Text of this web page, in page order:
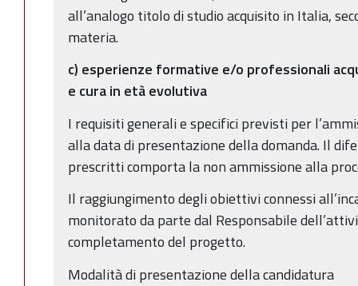
all’analogo titolo di studio acquisito in Italia,
materia.
c) esperienze formative e/o professionali
e cura in età evolutiva
I requisiti generali e specifici previsti per
alla data di presentazione della domanda. Il
prescritti comporta la non ammissione alla
Il raggiungimento degli obiettivi connessi
monitorato da parte dal Responsabile
completamento del progetto.
Modalità di presentazione della candidatura